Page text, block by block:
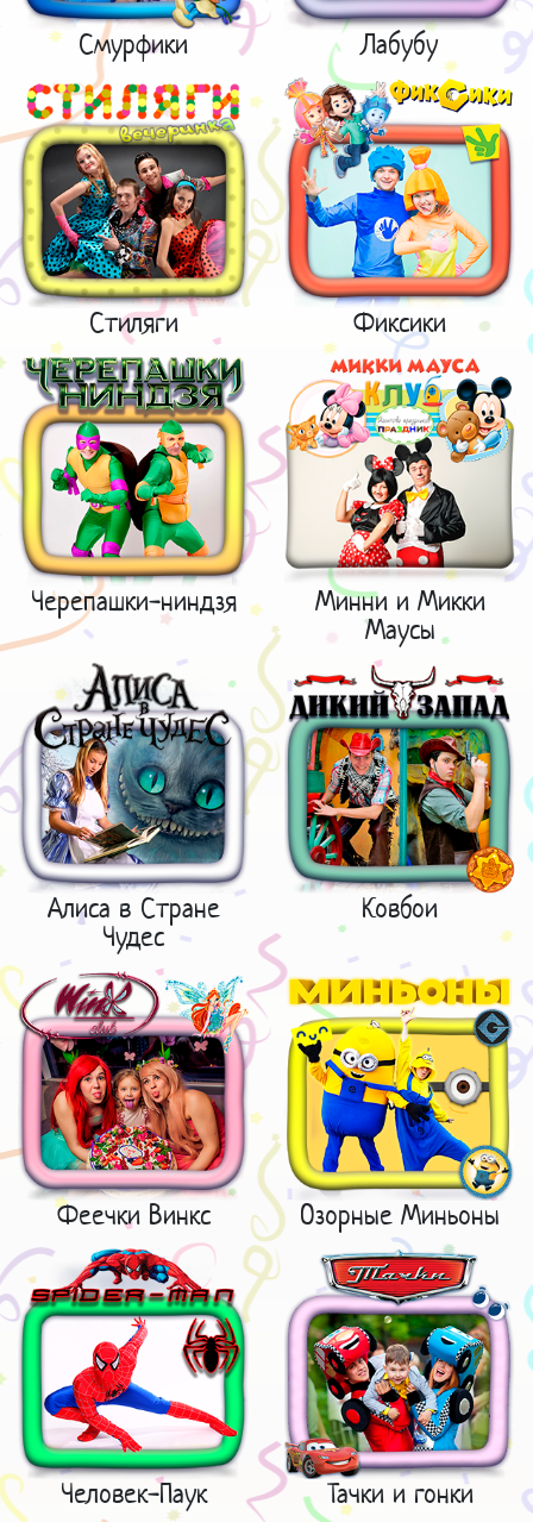
Смурфики Лабубу
Стиляги Фиксики
Черепашки-ниндзя
Минни и Микки
Маусы
Алиса в Стране
Чудес
Ковбои
Феечки Винкс Озорные Миньоны
Человек-Паук Тачки и гонки